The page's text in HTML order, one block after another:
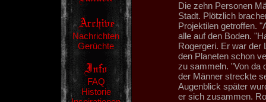
Nachrichten
Gerüchte
FAQ
Historie
Die zehn Personen
Stadt. Plötzlich
Projektilen getroffen.
alle auf den Boden.
Rogergeri. Er war der
den Planeten schon
zu sammeln. "Von da
der Männer streckte
Augenblick später
er sich zusammen.